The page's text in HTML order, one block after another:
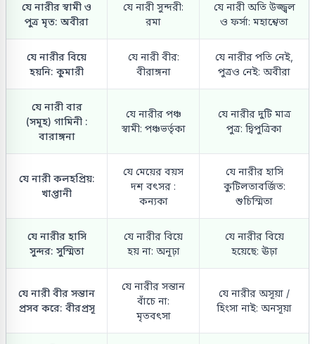
যে নারীর স্বামী ও
পুত্র মৃত: অবীরা
যে নারী সুন্দরী:
রমা
যে নারী অতি উজ্জ্বল
ও ফর্সা: মহাশ্বেতা
যে নারীর বিয়ে
হয়নি: কুমারী
যে নারী বীর:
বীরাঙ্গনা
যে নারীর পতি নেই,
পুত্রও নেই: অবীরা
যে নারী বার
(সমূহ) গামিনী :
বারাঙ্গনা
যে নারীর পঞ্চ
স্বামী: পঞ্চভর্তৃকা
যে নারীর দুটি মাত্র
পুত্র: দ্বিপুত্রিকা
যে নারী কলহপ্রিয়:
খাপ্তানী
যে মেয়ের বয়স
দশ বৎসর :
কন্যকা
যে নারীর হাসি
কুটিলতাবর্জিত:
শুচিস্মিতা
যে নারীর হাসি
সুন্দর: সুস্মিতা
যে নারীর বিয়ে
হয় না: অনূঢ়া
যে নারীর বিয়ে
হয়েছে: ঊঢ়া
যে নারী বীর সন্তান
প্রসব করে: বীরপ্রসূ
যে নারীর সন্তান
বাঁচে না:
মৃতবৎসা
যে নারীর অসূয়া /
হিংসা নাই: অনসূয়া